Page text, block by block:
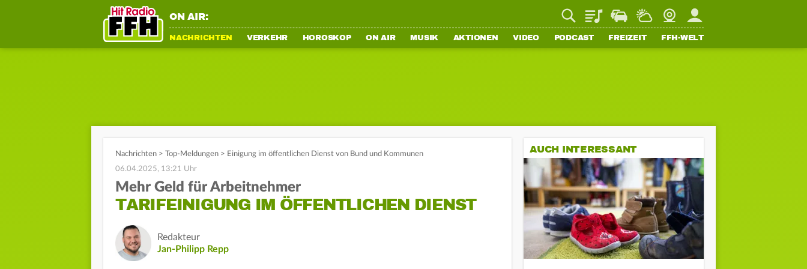
ON AIR: PlaylistStaupilotWetterWebcamMein FFH
NACHRICHTEN VERKEHR HOROSKOP ON AIR MUSIK AKTIONEN VIDEO PODCAST FREIZEIT FFH-WELT
Nachrichten > Top-Meldungen > Einigung im öffentlichen Dienst von Bund und Kommunen
06.04.2025, 13:21 Uhr
Mehr Geld für Arbeitnehmer
TARIFEINIGUNG IM ÖFFENTLICHEN DIENST
Redakteur
Jan-Philipp Repp
AUCH INTERESSANT